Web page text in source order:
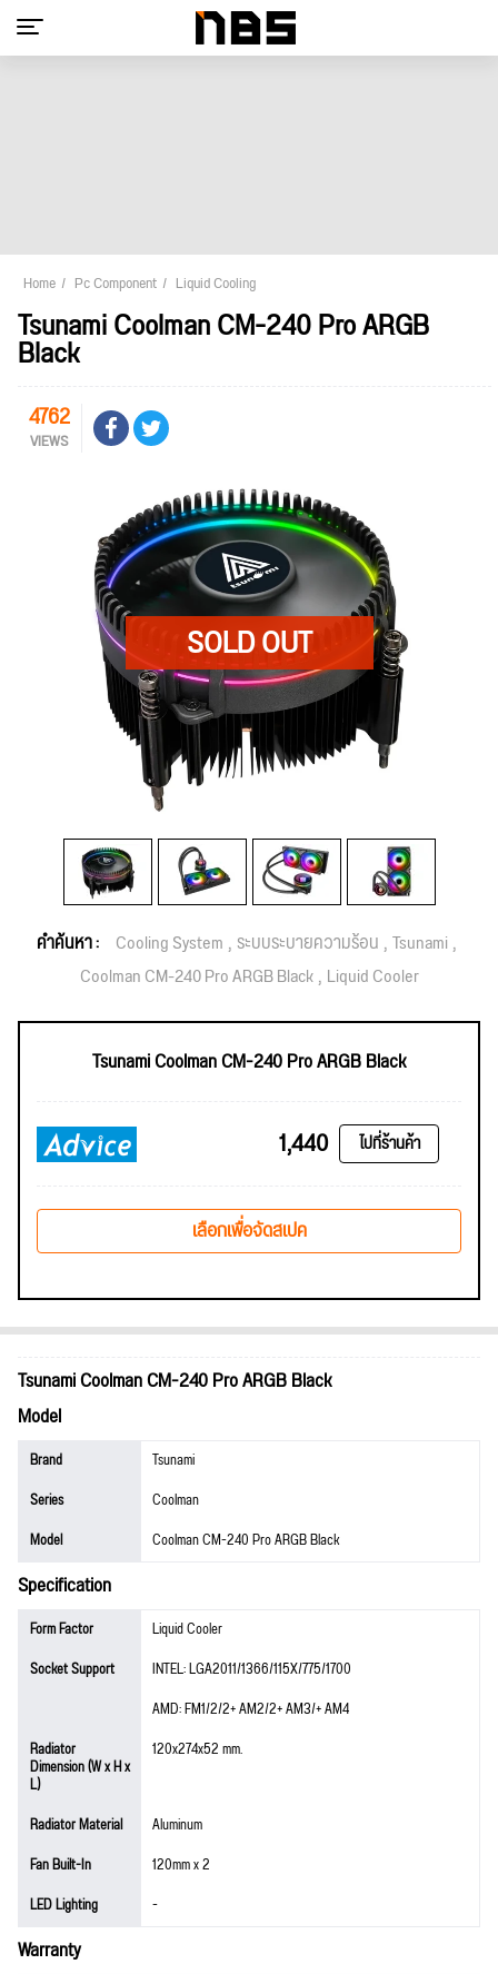
Home Pc Component Liquid Cooling
Tsunami Coolman CM-240 Pro ARGB
Black
4762
VIEWS
คำค้นหา : Cooling System ระบบระบายความร้อน Tsunami
Coolman CM-240 Pro ARGB Black Liquid Cooler
Tsunami Coolman CM-240 Pro ARGB Black
1,440 ไปที่ร้านค้า
เลือกเพื่อจัดสเปค
Tsunami Coolman CM-240 Pro ARGB Black
Model
Brand
Tsunami
Series
Coolman
Model
Coolman CM-240 Pro ARGB Black
Specification
Form Factor
Liquid Cooler
Socket Support
INTEL: LGA2011/1366/115X/775/1700
AMD: FM1/2/2+ AM2/2+ AM3/+ AM4
Radiator
Dimension (W x H x
L)
120x274x52 mm.
Radiator Material
Aluminum
Fan Built-In
120mm x 2
LED Lighting
-
Warranty